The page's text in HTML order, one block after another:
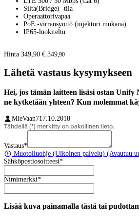
Silta(Bridge) -tila
Operaattorivapaa
PoE -virransyöttö (injektori mukana)
IP65-luokiteltu
Hinta 349,90 €. 349,90
Lähetä vastaus kysymykseen
Hei, jos tämän laitteen lisäsi ostan
ne kytketään yhteen? Kun molemmat
MieVaan717.10.2018
Tähdellä (*) merkitty on pakollinen tieto.
Vastaus*
Muotoiluohje (Ulkoinen palvelu) (Avautuu
Sähköpostiosoitteesi*
Nimimerkki*
Lisää kuva painamalla tästä tai